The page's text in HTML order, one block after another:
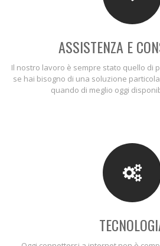
ASSISTENZA E
Il nostro lavoro è sempre stato quello di
se hai bisogno di una soluzione
quando di meglio oggi